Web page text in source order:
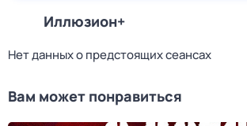
Иллюзион+
Нет данных о предстоящих сеансах
Вам может понравиться